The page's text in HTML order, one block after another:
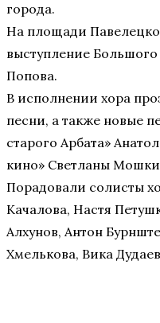
города.
На площади
выступление
Попова.
В исполнении хора
песни, а также новые
старого Арбата»
кино» Светланы
Порадовали солисты
Качалова, Настя
Алхунов, Антон
Хмелькова, Вика